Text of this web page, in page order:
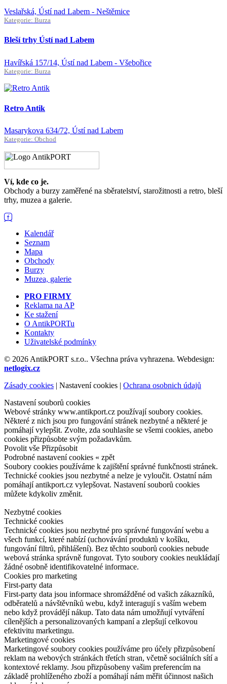
Veslařská, Ústí nad Labem - Neštěmice
Kategorie: Burza
Bleší trhy Ústí nad Labem
Havířská 157/14, Ústí nad Labem - Všebořice
Kategorie: Burza
Retro Antik
Masarykova 634/72, Ústí nad Labem
Kategorie: Obchod
Ví, kde co je.
Obchody a burzy zaměřené na sběratelství, starožitnosti a retro, bleší
trhy, muzea a galerie.
Kalendář
Seznam
Mapa
Obchody
Burzy
Muzea, galerie
PRO FIRMY
Reklama na AP
Ke stažení
O AntikPORTu
Kontakty
Uživatelské podmínky
© 2026 AntikPORT s.r.o.. Všechna práva vyhrazena. Webdesign:
netlogix.cz
Zásady cookies | Nastavení cookies | Ochrana osobnich údajů
Nastavení souborů cookies
Webové stránky www.antikport.cz používají soubory cookies.
Některé z nich jsou pro fungování stránek nezbytné a některé je
pomáhají vylepšit. Zvolte, zda souhlasíte se všemi cookies, anebo
cookies přizpůsobte svým požadavkům.
Povolit vše Přizpůsobit
Podrobné nastavení cookies « zpět
Soubory cookies používáme k zajištění správné funkčnosti stránek.
Technické cookies jsou nezbytné a nelze je vyloučit. Ostatní nám
pomáhají antikport.cz vylepšovat. Nastavení souborů cookies
můžete kdykoliv změnit.
Nezbytné cookies
Technické cookies
Technické cookies jsou nezbytné pro správné fungování webu a
všech funkcí, které nabízí (uchovávání produktů v košíku,
fungování filtrů, přihlášení). Bez těchto souborů cookies nebude
webová stránka správně fungovat. Tyto soubory cookies neukládají
žádné osobně identifikovatelné informace.
Cookies pro marketing
First-party data
First-party data jsou informace shromážděné od vašich zákazníků,
odběratelů a návštěvníků webu, když interagují s vaším webem
nebo když provádějí nákup. Tato data nám umožňují vytváření
cílenějších a personalizovaných kampaní a zlepšují celkovou
efektivitu marketingu.
Marketingové cookies
Marketingové soubory cookies používáme pro účely přizpůsobení
reklam na webových stránkách třetích stran, včetně sociálních sítí a
kontextové reklamy. Jsou přizpůsobeny vašim preferencím na
základě prohlíženého zboží a pomáhají nám měřit účinnost našich